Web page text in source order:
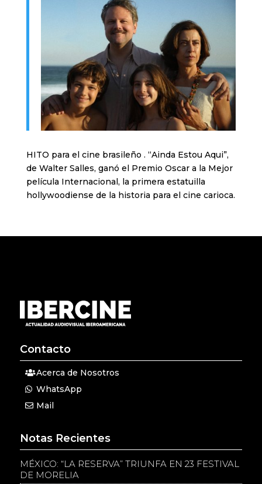
HITO para el cine brasileño . “Ainda Estou Aqui”,
de Walter Salles, ganó el Premio Oscar a la Mejor
película Internacional, la primera estatuilla
hollywoodiense de la historia para el cine carioca.
Contacto
Acerca de Nosotros
WhatsApp
Mail
Notas Recientes
MÉXICO: “LA RESERVA” TRIUNFA EN 23 FESTIVAL
DE MORELIA